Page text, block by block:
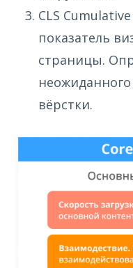
CLS
показатель
страницы.
вёрстки.